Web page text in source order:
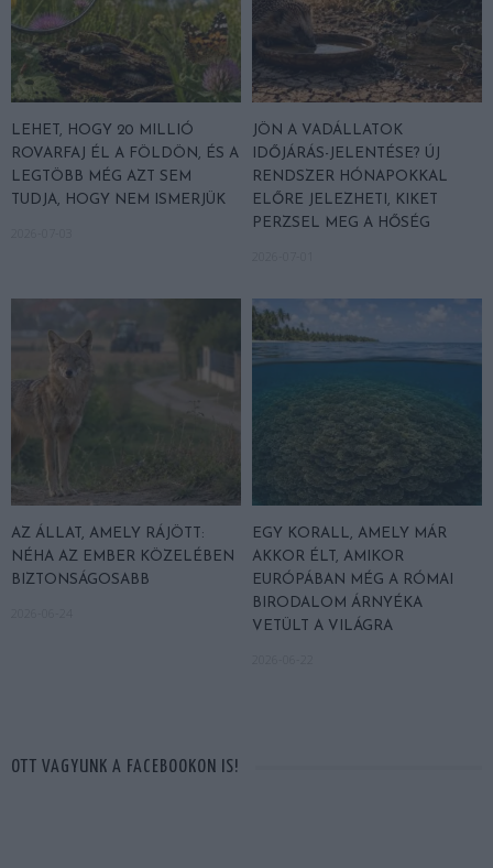
LEHET, HOGY 20 MILLIÓ
ROVARFAJ ÉL A FÖLDÖN, ÉS A
LEGTÖBB MÉG AZT SEM
TUDJA, HOGY NEM ISMERJÜK
JÖN A VADÁLLATOK
IDŐJÁRÁS-JELENTÉSE? ÚJ
RENDSZER HÓNAPOKKAL
ELŐRE JELEZHETI, KIKET
PERZSEL MEG A HŐSÉG
AZ ÁLLAT, AMELY RÁJÖTT:
NÉHA AZ EMBER KÖZELÉBEN
BIZTONSÁGOSABB
EGY KORALL, AMELY MÁR
AKKOR ÉLT, AMIKOR
EURÓPÁBAN MÉG A RÓMAI
BIRODALOM ÁRNYÉKA
VETÜLT A VILÁGRA
OTT VAGYUNK A FACEBOOKON IS!